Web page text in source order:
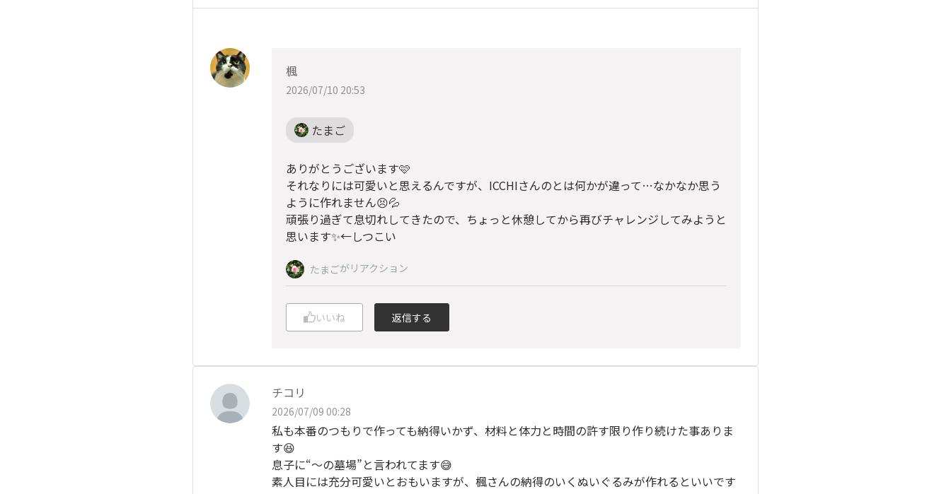
楓
2026/07/10 20:53
たまご
ありがとうございます🩷
それなりには可愛いと思えるんですが、ICCHIさんのとは何かが違って…なかなか思う
ように作れません😣💦
頑張り過ぎて息切れしてきたので、ちょっと休憩してから再びチャレンジしてみようと
思います✨←しつこい
たまごがリアクション
いいね 返信する
チコリ
2026/07/09 00:28
私も本番のつもりで作っても納得いかず、材料と体力と時間の許す限り作り続けた事ありま
す😆
息子に“〜の墓場”と言われてます😅
素人目には充分可愛いとおもいますが、楓さんの納得のいくぬいぐるみが作れるといいです